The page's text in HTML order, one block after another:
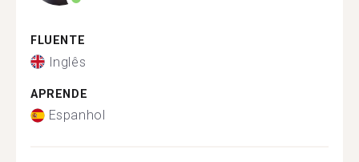
FLUENTE
Inglês
APRENDE
Espanhol